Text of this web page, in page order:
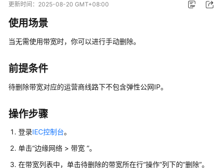
品
绍
快
入
用
指
更新时间： 2025-08-20 GMT+08:00
使用场景
当无需使用带宽时，你可以进行手动删除。
前提条件
待删除带宽对应的运营商线路下不包含弹性公网IP。
操作步骤
登录IEC控制台。
单击“边缘网络 > 带宽 ”。
在带宽列表中，单击待删除的带宽所在行“操作”列下的“删除”。